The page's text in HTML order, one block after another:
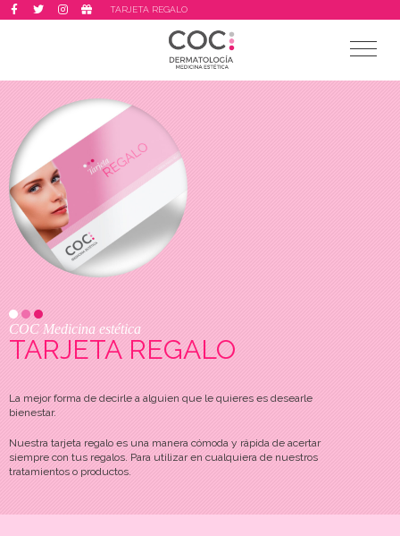
TARJETA REGALO
COC Medicina estética
TARJETA REGALO
La mejor forma de decirle a alguien que le quieres es desearle
bienestar.
Nuestra tarjeta regalo es una manera cómoda y rápida de acertar
siempre con tus regalos. Para utilizar en cualquiera de nuestros
tratamientos o productos.